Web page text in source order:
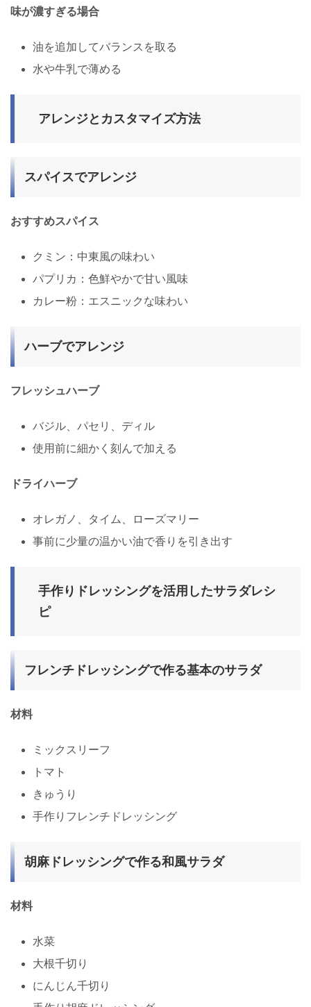
味が濃すぎる場合
油を追加してバランスを取る
水や牛乳で薄める
アレンジとカスタマイズ方法
スパイスでアレンジ
おすすめスパイス
クミン：中東風の味わい
パプリカ：色鮮やかで甘い風味
カレー粉：エスニックな味わい
ハーブでアレンジ
フレッシュハーブ
バジル、パセリ、ディル
使用前に細かく刻んで加える
ドライハーブ
オレガノ、タイム、ローズマリー
事前に少量の温かい油で香りを引き出す
手作りドレッシングを活用したサラダレシ
ピ
フレンチドレッシングで作る基本のサラダ
材料
ミックスリーフ
トマト
きゅうり
手作りフレンチドレッシング
胡麻ドレッシングで作る和風サラダ
材料
水菜
大根千切り
にんじん千切り